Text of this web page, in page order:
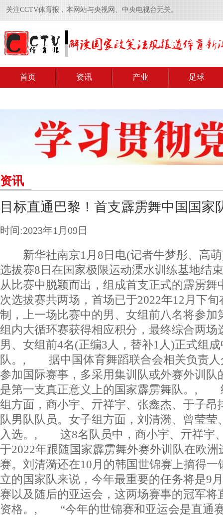
关注CCTV体育报，本网站与央视网、中央电视台无关。
首页 资讯 产业 足球
资讯
目标直通巴黎！首支霹雳舞中国国家
时间:2023年1月09日
新华社南京1月8日电(记者牛梦彤、高萌
选拔赛8日在国家极限运动溧水训练基地结
从比赛中脱颖而出，组成首支正式的霹
次选拔赛共两场，首场已于2022年12月下
制，上一场比赛中的男、女组前八名将参加
组内大循环赛获得相应积分，最终综合两场
男、女组前4名(正编3人，替补1人)正式组
队。, 据中国体育舞蹈联合会相关负责人
参加国际赛事，多采用集训队或外赛外训队
是第一支真正意义上的国家霹雳舞队。,
组方面，商小宇、亓祥宇、张鑫杰、于子昂
队男队队员。女子组方面，刘清漪、曾莹莹
入选。, 这8名队员中，商小宇、亓祥宇
于2022年跟随国家霹雳舞外赛外训队在欧
赛。刘清漪还在10月的韩国世锦赛上摘
立的国家队来说，今年最重要的任务将是9
赛以及随后的亚运会，这两场赛事的冠军将
资格。, “今年的世锦赛和亚运会是直通